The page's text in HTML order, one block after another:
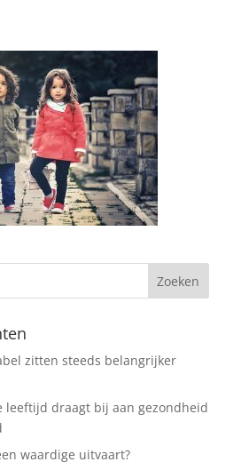
zitten steeds belangrijker
leeftijd draagt bij aan gezondheid
waardige uitvaart?